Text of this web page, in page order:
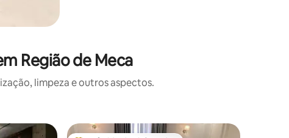
Região de Meca
limpeza e outros aspectos.